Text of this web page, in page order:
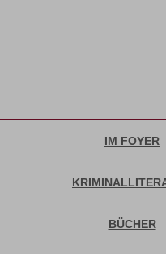
IM FOYER
BÜCHER